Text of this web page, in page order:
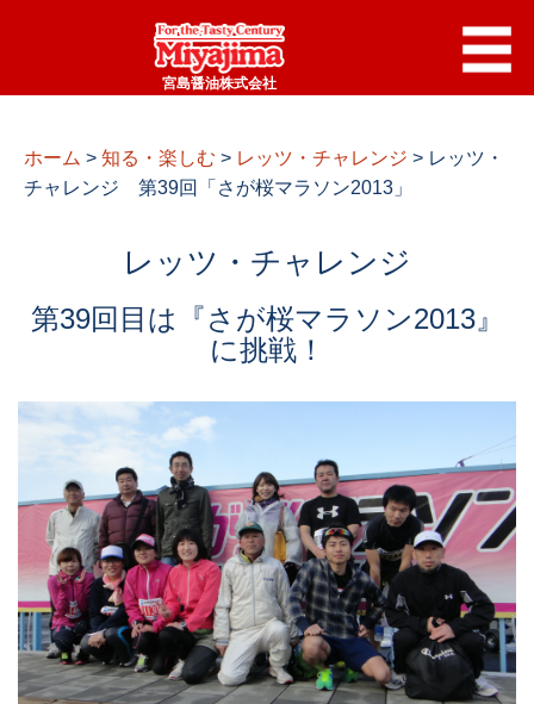
宮島醤油株式会社
ホーム > 知る・楽しむ > レッツ・チャレンジ > レッツ・
チャレンジ 第39回「さが桜マラソン2013」
レッツ・チャレンジ
第39回目は『さが桜マラソン2013』
に挑戦！